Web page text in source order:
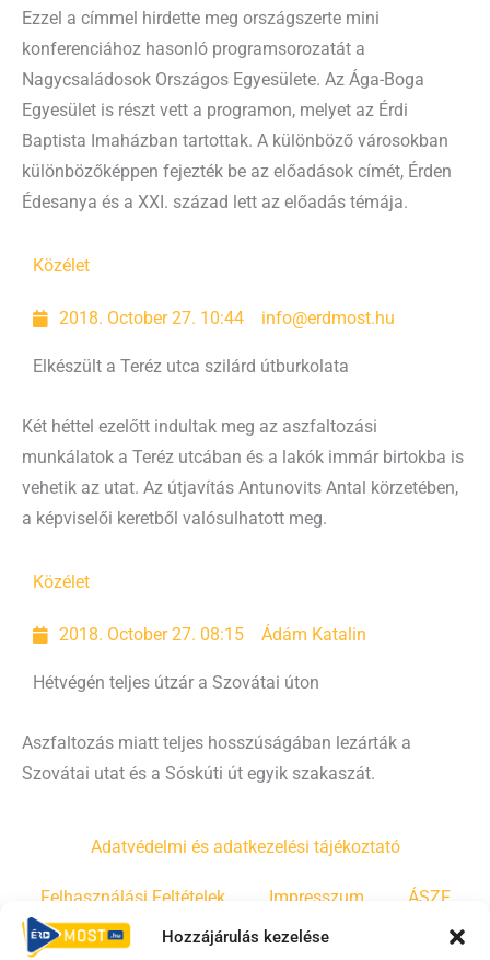
Hozzájárulás kezelése
Ezzel a címmel hirdette meg országszerte mini
konferenciához hasonló programsorozatát a
Nagycsaládosok Országos Egyesülete. Az Ága-Boga
Egyesület is részt vett a programon, melyet az Érdi
Baptista Imaházban tartottak. A különböző városokban
különbözőképpen fejezték be az előadások címét, Érden
Édesanya és a XXI. század lett az előadás témája.
Közélet
2018. October 27. 10:44 info@erdmost.hu
Elkészült a Teréz utca szilárd útburkolata
Két héttel ezelőtt indultak meg az aszfaltozási
munkálatok a Teréz utcában és a lakók immár birtokba is
vehetik az utat. Az útjavítás Antunovits Antal körzetében,
a képviselői keretből valósulhatott meg.
Közélet
2018. October 27. 08:15 Ádám Katalin
Hétvégén teljes útzár a Szovátai úton
Aszfaltozás miatt teljes hosszúságában lezárták a
Szovátai utat és a Sóskúti út egyik szakaszát.
Adatvédelmi és adatkezelési tájékoztató
Felhasználási Feltételek Impresszum ÁSZF
Irányelvek Moderálási szabályzat